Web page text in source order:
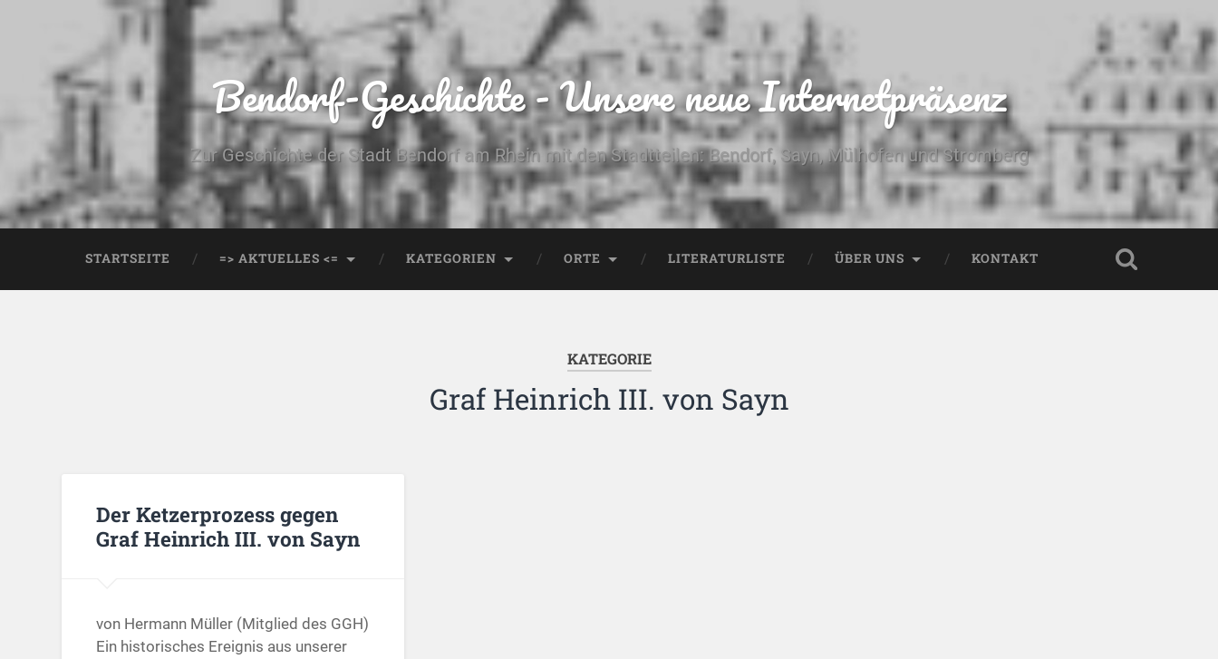
Bendorf-Geschichte - Unsere neue Internetpräsenz
Zur Geschichte der Stadt Bendorf am Rhein mit den Stadtteilen: Bendorf, Sayn, Mülhofen und Stromberg
STARTSEITE => AKTUELLES <= KATEGORIEN ORTE LITERATURLISTE ÜBER UNS KONTAKT
KATEGORIE
Graf Heinrich III. von Sayn
Der Ketzerprozess gegen
Graf Heinrich III. von Sayn
von Hermann Müller (Mitglied des GGH)
Ein historisches Ereignis aus unserer